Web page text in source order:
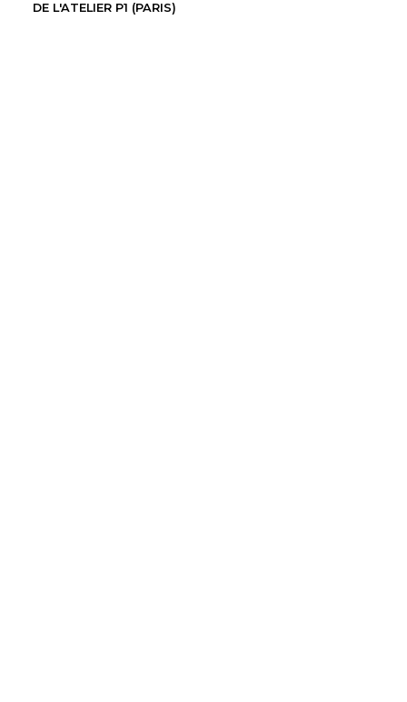
DE L'ATELIER P1 (PARIS)